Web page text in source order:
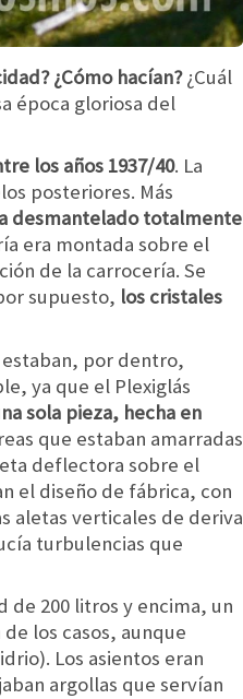
¿Cómo hacían?¿Cuál
época gloriosa del
los años 1937/40. La
posteriores. Más
desmantelado totalmente
era montada sobre el
de la carrocería. Se
supuesto, los cristales
estaban, por dentro,
ya que el Plexiglás
sola pieza, hecha en
que estaban amarradas
deflectora sobre el
el diseño de fábrica, con
aletas verticales de deriva
turbulencias que
de 200 litros y encima, un
los casos, aunque
Los asientos eran
argollas que servían